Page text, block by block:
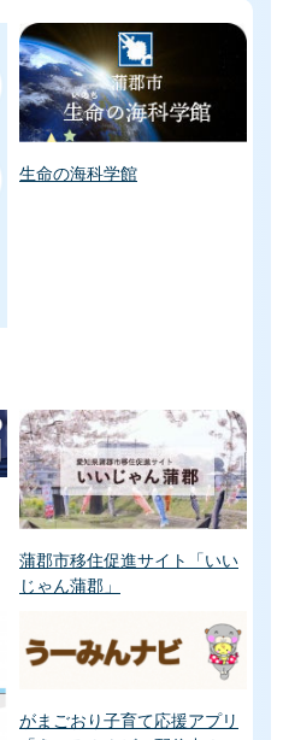
生命の海科学館
蒲郡市移住促進サイト「いい
じゃん蒲郡」
がまごおり子育て応援アプリ